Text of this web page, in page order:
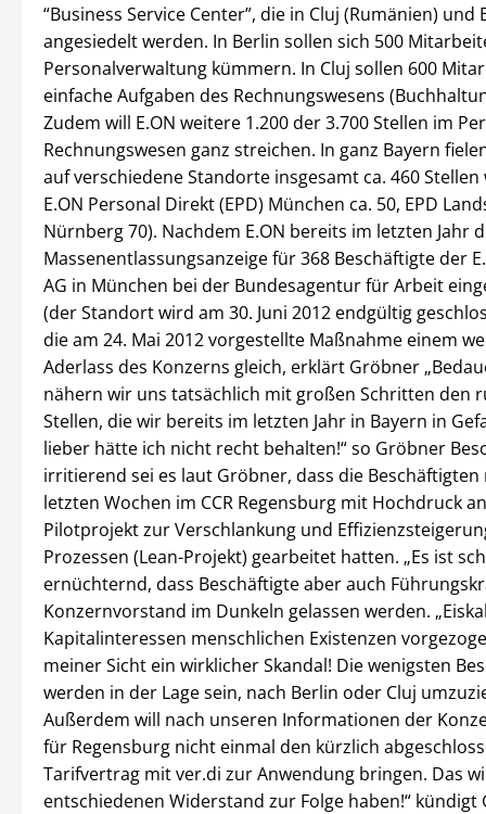
“Business Service Center”, die in Cluj (Rumänien) und
angesiedelt werden. In Berlin sollen sich 500
Personalverwaltung kümmern. In Cluj sollen 600
einfache Aufgaben des Rechnungswesens
Zudem will E.ON weitere 1.200 der 3.700 Stellen im
Rechnungswesen ganz streichen. In ganz Bayern
auf verschiedene Standorte insgesamt ca. 460 Stellen
E.ON Personal Direkt (EPD) München ca. 50, EPD
Nürnberg 70). Nachdem E.ON bereits im letzten Jahr
Massenentlassungsanzeige für 368 Beschäftigte der
AG in München bei der Bundesagentur für Arbeit
(der Standort wird am 30. Juni 2012 endgültig
die am 24. Mai 2012 vorgestellte Maßnahme einem
Aderlass des Konzerns gleich, erklärt Gröbner
nähern wir uns tatsächlich mit großen Schritten den
Stellen, die wir bereits im letzten Jahr in Bayern in
lieber hätte ich nicht recht behalten!“ so Gröbner
irritierend sei es laut Gröbner, dass die Beschäftigten
letzten Wochen im CCR Regensburg mit Hochdruck
Pilotprojekt zur Verschlankung und
Prozessen (Lean-Projekt) gearbeitet hatten. „Es ist
ernüchternd, dass Beschäftigte aber auch
Konzernvorstand im Dunkeln gelassen werden.
Kapitalinteressen menschlichen Existenzen
meiner Sicht ein wirklicher Skandal! Die wenigsten
werden in der Lage sein, nach Berlin oder Cluj
Außerdem will nach unseren Informationen der
für Regensburg nicht einmal den kürzlich
Tarifvertrag mit ver.di zur Anwendung bringen. Das
entschiedenen Widerstand zur Folge haben!“ kündigt